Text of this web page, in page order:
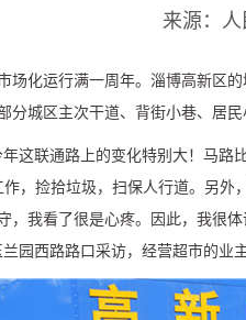
来源：
场化运行满一周年。淄博高新区
城区主次干道、背街小巷、居民
这联通路上的变化特别大！马路
，捡拾垃圾，扫保人行道。另
，我看了很是心疼。因此，我很
园西路路口采访，经营超市的业